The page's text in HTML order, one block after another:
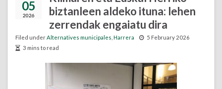
05
2026
biztanleen aldeko ituna: lehen
zerrendak engaiatu dira
Filed under Alternatives municipales Harrera
5 February 2026
3 mins to read